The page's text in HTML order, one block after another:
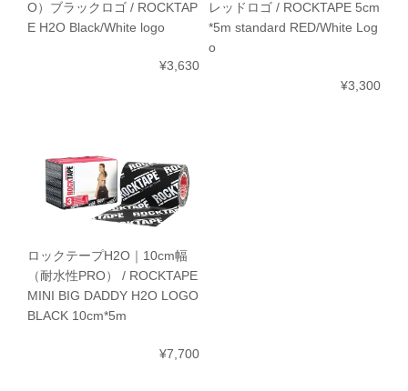
O）ブラックロゴ / ROCKTAP
E H2O Black/White logo
¥3,630
レッドロゴ / ROCKTAPE 5cm
*5m standard RED/White Log
o
¥3,300
ロックテープH2O｜10cm幅
（耐水性PRO） / ROCKTAPE
MINI BIG DADDY H2O LOGO
BLACK 10cm*5m
¥7,700